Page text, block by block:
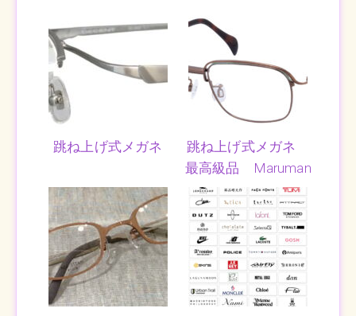
跳ね上げ式メガネ
跳ね上げ式メガネ
最高級品 Maruman